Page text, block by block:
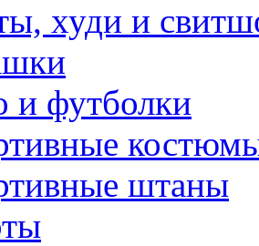
худи и
и футболки
штаны